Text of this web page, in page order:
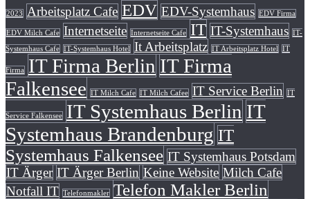
2023 Arbeitsplatz Cafe EDV EDV-Systemhaus EDV Firma
EDV Milch Cafe Internetseite Internetseite Cafe IT IT-Systemhaus IT-
Systemhaus Cafe IT-Systemhaus Hotel It Arbeitsplatz IT Arbeitsplatz Hotel IT
Firma IT Firma Berlin IT Firma
Falkensee
IT Milch Cafe IT Milch Cafee IT Service Berlin IT
Service Falkensee IT Systemhaus Berlin IT
Systemhaus Brandenburg IT
Systemhaus Falkensee IT Systemhaus Potsdam
IT Ärger IT Ärger Berlin Keine Website Milch Cafe
Notfall IT Telefonmakler Telefon Makler Berlin